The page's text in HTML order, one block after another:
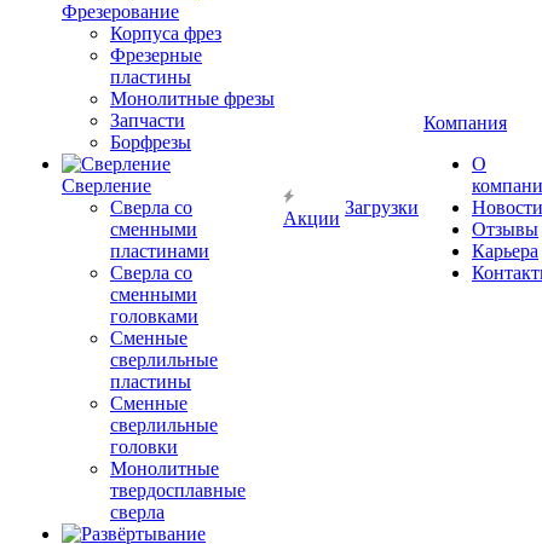
Фрезерование
Корпуса фрез
Фрезерные
пластины
Монолитные фрезы
Запчасти
Борфрезы
Сверление
Сверла со
сменными
пластинами
Сверла со
сменными
головками
Сменные
сверлильные
пластины
Сменные
сверлильные
головки
Монолитные
твердосплавные
сверла
Акции
Загрузки
Компания
О
Новости
Отзывы
Карьера